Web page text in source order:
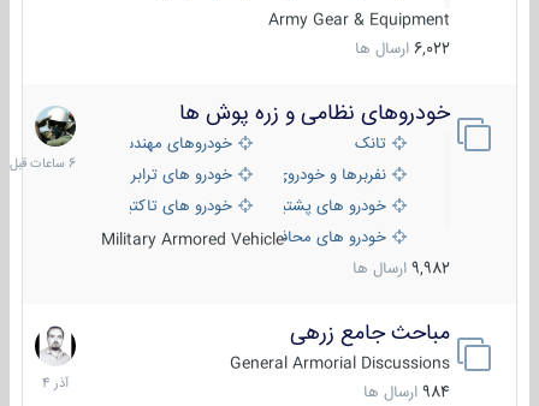
Army Gear & Equipment
6,022 ارسال ها
خودروهای نظامی و زره پوش ها
تانک
خودروهای مهندسی
نفربرها و خودروی های رزمی پیاده نظام
خودرو های ترابری نظامی
خودرو های پشتیبانی آتش ، شناسایی و ضد تانک
خودرو های تاکتیکی نظامی
خودرو های محافظت شدهMilitary Armored Vehicle
9,982 ارسال ها
6
ساعات
قبل
مباحث جامع زرهی
General Armorial Discussions
984 ارسال ها
7
آذر
1404